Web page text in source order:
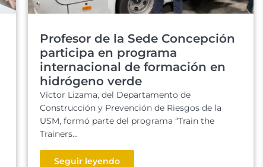
Profesor de la Sede Concepción
participa en programa
internacional de formación en
hidrógeno verde
Víctor Lizama, del Departamento de
Construcción y Prevención de Riesgos de la
USM, formó parte del programa “Train the
Trainers...
Seguir leyendo